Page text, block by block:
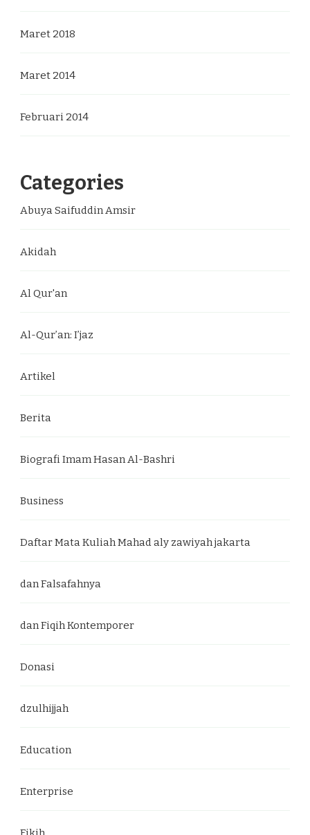
Maret 2018
Maret 2014
Februari 2014
Categories
Abuya Saifuddin Amsir
Akidah
Al Qur'an
Al-Qur’an: I’jaz
Artikel
Berita
Biografi Imam Hasan Al-Bashri
Business
Daftar Mata Kuliah Mahad aly zawiyah jakarta
dan Falsafahnya
dan Fiqih Kontemporer
Donasi
dzulhijjah
Education
Enterprise